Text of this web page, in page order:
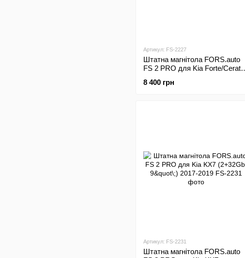
Артикул: FS-2227
Штатна магнітола FORS.auto
FS 2 PRO для Kia Forte/Cerato
8 400 грн
Артикул: FS-2231
Штатна магнітола FORS.auto